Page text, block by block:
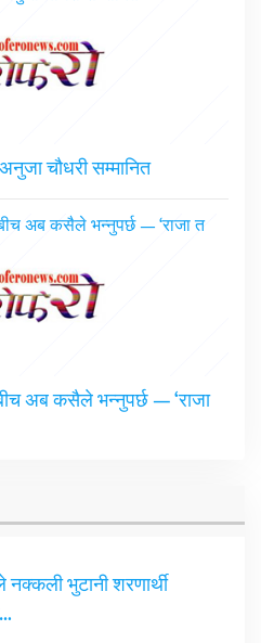
चौधरी सम्मानित
अब कसैले भन्नुपर्छ — ‘राजा
भुटानी शरणार्थी